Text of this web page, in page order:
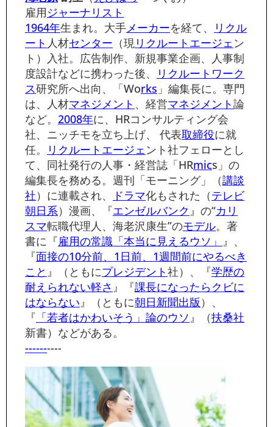
雇用ジャーナリスト
1964年生まれ。大手メーカーを経て、
リクル
ート 人材センター （現 リクルート エージェ ン
ト）入社。広告制作、新規事業企画、人事制
度設計などに携わった後、
リクルート ワーク
ス研究所へ出向、「Works 」編集長に。専門
は、人材マネジメント 、経営マネジメント論
など。 2008年に、HRコンサルティング会
社、ニッチモを立ち上げ、 代表取締役に就
任。
リクルート エージェ ント社フェローとし
て、同社発行の人事・経営誌「HRmics」の
編集長を務める。週刊「モーニング」（講談
社）に連載され、 ドラマ化もされた（テレビ
朝日系）漫画、『エンゼルバンク 』の“カリ
スマ転職代理人、海老沢康生”のモデル。著
書に『 雇用の常識「本当に見えるウソ」
』、
『面接の10分前、1日前、1週間前にやるべき
こと 』（ともにプレジデント社）、『学歴の
耐えられない軽さ 』『課長になったらクビに
はならない 』（ともに朝日新聞出版 ）、
『 「若者はかわいそう」論のウソ 』（扶桑社
新書）などがある。
----------